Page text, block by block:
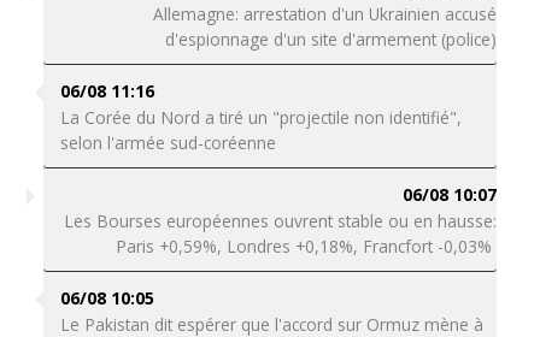
Allemagne: arrestation d'un Ukrainien accusé
d'espionnage d'un site d'armement (police)
06/08 11:16
La Corée du Nord a tiré un "projectile non identifié",
selon l'armée sud-coréenne
06/08 10:07
Les Bourses européennes ouvrent stable ou en hausse:
Paris +0,59%, Londres +0,18%, Francfort -0,03%
06/08 10:05
Le Pakistan dit espérer que l'accord sur Ormuz mène à